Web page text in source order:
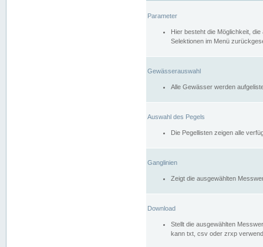
Parameter
Hier besteht die Möglichkeit,
Selektionen im Menü
Gewässerauswahl
Alle Gewässer werden
Auswahl des Pegels
Die Pegellisten zeigen alle
Ganglinien
Zeigt die ausgewählten
Download
Stellt die ausgewählten
kann txt, csv oder zrxp